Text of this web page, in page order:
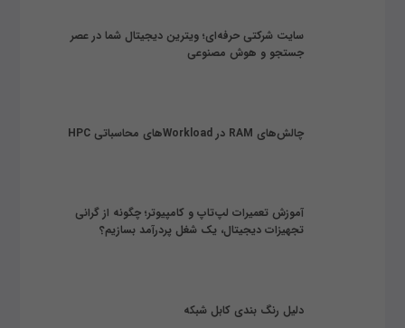
سایت شرکتی حرفه‌ای؛ ویترین دیجیتال شما در عصر
جستجو و هوش مصنوعی
چالش‌های RAM در Workloadهای محاسباتی HPC
آموزش تعمیرات لپ‌تاپ و کامپیوتر؛ چگونه از گرانی
تجهیزات دیجیتال، یک شغل پردرآمد بسازیم؟
دلیل رنگ بندی کابل شبکه